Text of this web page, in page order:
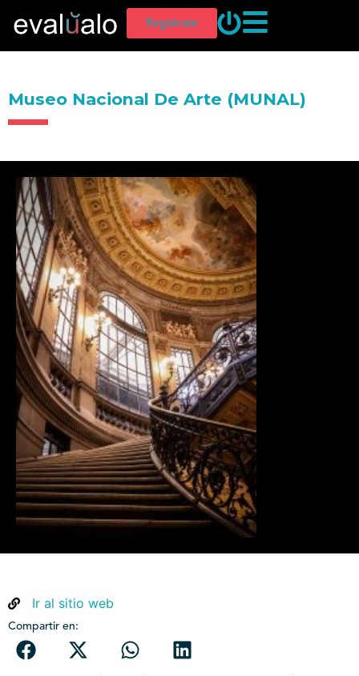
Regístrate
Museo Nacional De Arte (MUNAL)
Ir al sitio web
Compartir en: